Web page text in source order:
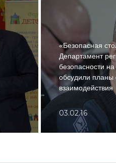
«Безопасная
Департамент
безопасности
обсудили
взаимодействия
03.02.16